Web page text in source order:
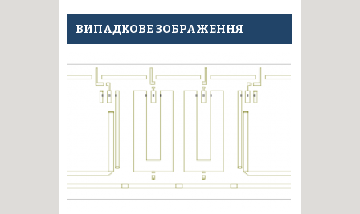
ВИПАДКОВЕ ЗОБРАЖЕННЯ